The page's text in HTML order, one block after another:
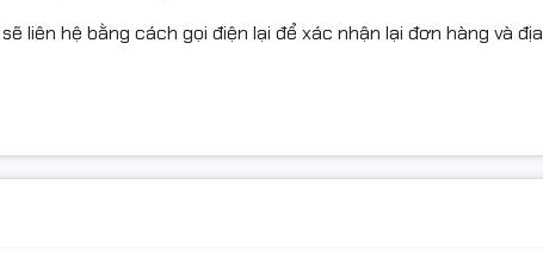
liên hệ bằng cách gọi điện lại để xác nhận lại đơn hàng và địa